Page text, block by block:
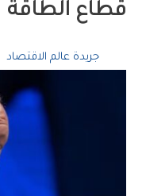
قطاع الطاقة
جريدة عالم الاقتصاد